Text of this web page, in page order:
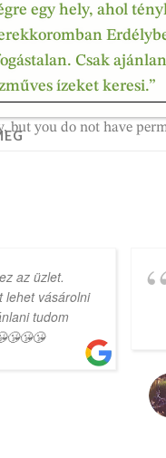
egy hely, ahol
Csak
ízeket keresi.”
but you do not have
az üzlet.
lehet vásárolni
tudom